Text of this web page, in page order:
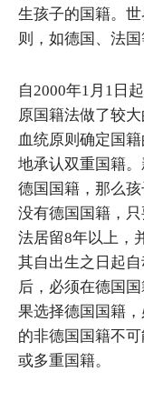
生孩子的国籍。
则，如德国、法国
自2000年1月1日
原国籍法做了较
血统原则确定国
地承认双重国籍
德国国籍，那么
没有德国国籍，
法居留8年以上，
其自出生之日起
后，必须在德国
果选择德国国籍
的非德国国籍不
或多重国籍。